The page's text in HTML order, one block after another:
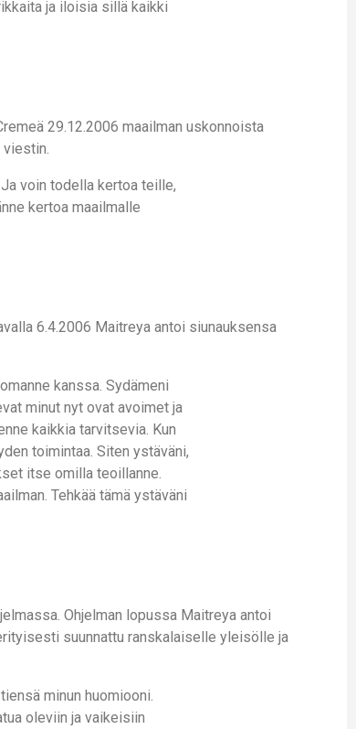
ja iloisia sillä kaikki
29.12.2006 maailman uskonnoista
viestin.
voin todella kertoa teille,
kertoa maailmalle
6.4.2006 Maitreya antoi siunauksensa
kanssa. Sydämeni
minut nyt ovat avoimet ja
kaikkia tarvitsevia. Kun
toimintaa. Siten ystäväni,
itse omilla teoillanne.
Tehkää tämä ystäväni
Ohjelman lopussa Maitreya antoi
suunnattu ranskalaiselle yleisölle ja
minun huomiooni.
oleviin ja vaikeisiin